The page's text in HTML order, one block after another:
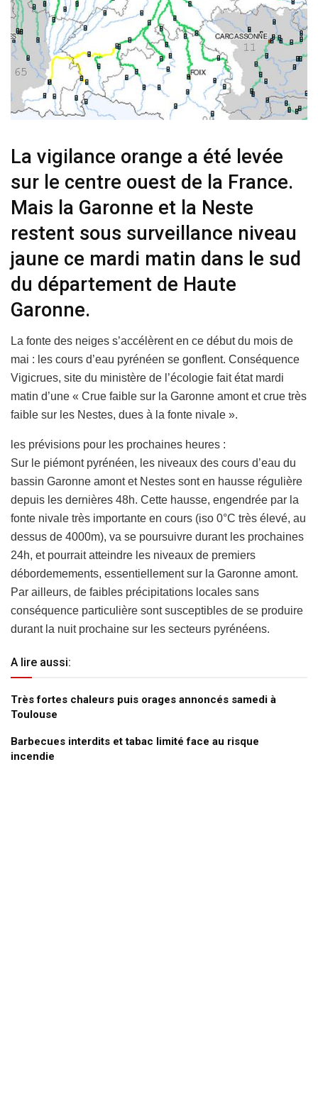
La vigilance orange a été levée
sur le centre ouest de la France.
Mais la Garonne et la Neste
restent sous surveillance niveau
jaune ce mardi matin dans le sud
du département de Haute
Garonne.
La fonte des neiges s’accélèrent en ce début du mois de
mai : les cours d’eau pyrénéen se gonflent. Conséquence
Vigicrues, site du ministère de l’écologie fait état mardi
matin d’une « Crue faible sur la Garonne amont et crue très
faible sur les Nestes, dues à la fonte nivale ».
les prévisions pour les prochaines heures :
Sur le piémont pyrénéen, les niveaux des cours d’eau du
bassin Garonne amont et Nestes sont en hausse régulière
depuis les dernières 48h. Cette hausse, engendrée par la
fonte nivale très importante en cours (iso 0°C très élevé, au
dessus de 4000m), va se poursuivre durant les prochaines
24h, et pourrait atteindre les niveaux de premiers
débordemements, essentiellement sur la Garonne amont.
Par ailleurs, de faibles précipitations locales sans
conséquence particulière sont susceptibles de se produire
durant la nuit prochaine sur les secteurs pyrénéens.
A lire aussi:
Très fortes chaleurs puis orages annoncés samedi à
Toulouse
Barbecues interdits et tabac limité face au risque
incendie